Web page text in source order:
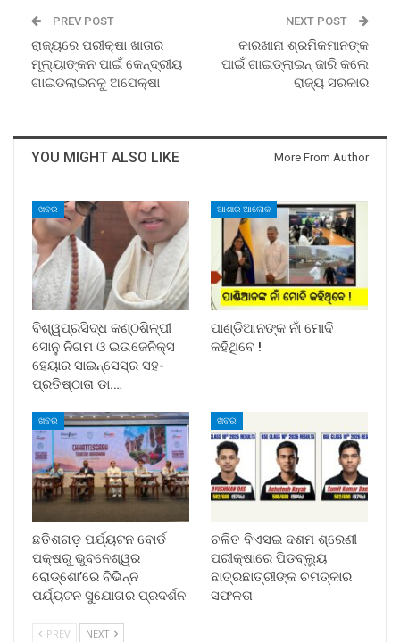
PREV POST
ରାଜ୍ୟରେ ପରୀକ୍ଷା ଖାତାର
ମୂଲ୍ୟାଙ୍କନ ପାଇଁ କେନ୍ଦ୍ରୀୟ
ଗାଇଡଲାଇନକୁ ଅପେକ୍ଷା
NEXT POST
କାରଖାନା ଶ୍ରମିକମାନଙ୍କ
ପାଇଁ ଗାଇଡ୍‌ଲାଇନ୍‌ ଜାରି କଲେ
ରାଜ୍ୟ ସରକାର
YOU MIGHT ALSO LIKE More From Author
ଖବର
ବିଶ୍ୱପ୍ରସିଦ୍ଧ କଣ୍ଠଶିଳ୍ପୀ
ସୋନୁ ନିଗମ ଓ ଇଉଜେନିକ୍ସ
ହେୟାର ସାଇନ୍ସେସ୍ର ସହ-
ପ୍ରତିଷ୍ଠାତା ଡା.…
ଆଶାର ଆଲୋକ
ପାଣ୍ଡିଆନଙ୍କ ନାଁ ମୋଦି
କହିଥିବେ !
ଖବର
ଛତିଶଗଡ଼ ପର୍ଯ୍ୟଟନ ବୋର୍ଡ
ପକ୍ଷରୁ ଭୁବନେଶ୍ୱର
ରୋଡ୍‌ଶୋ’ରେ ବିଭିନ୍ନ
ପର୍ଯ୍ୟଟନ ସୁଯୋଗର ପ୍ରଦର୍ଶନ
ଖବର
ଚଳିତ ବିଏସଇ ଦଶମ ଶ୍ରେଣୀ
ପରୀକ୍ଷାରେ ପିଡବ୍ଲ୍ୟୁ
ଛାତ୍ରଛାତ୍ରୀଙ୍କ ଚମତ୍କାର
ସଫଳତା
PREV NEXT